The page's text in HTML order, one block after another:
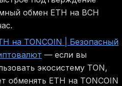
обмен ETH на BCH
на TONCOIN | Безопасный
— если вы
экосистему TON,
обменять ETH на TONCOIN